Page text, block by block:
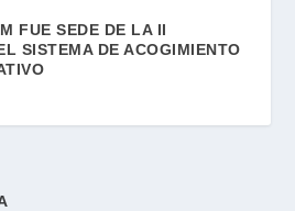
FUE SEDE DE LA II
SISTEMA DE ACOGIMIENTO